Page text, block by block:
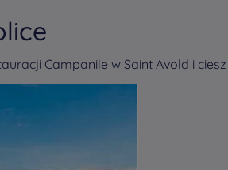
Campanile w Saint Avold i